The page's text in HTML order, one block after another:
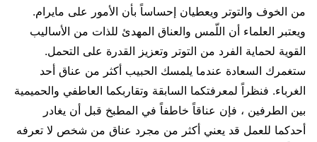
من الخوف والتوتر ويعطيان إحساساً بأن الأمور على مايرام.
ويعتبر العلماء أن اللّمس والعناق المهدئ للذات من الأساليب
القوية لحماية الفرد من التوتر وتعزيز القدرة على التحمل.
ستغمرك السعادة عندما يلمسك الحبيب أكثر من عناق أحد
الغرباء. فنظراً لمعرفتكما السابقة وتقاربكما العاطفي والحميمية
بين الطرفين ، فإن عناقاً خاطفاً في المطبخ قبل أن يغادر
أحدكما للعمل قد يعني أكثر من مجرد عناق من شخص لا تعرفه